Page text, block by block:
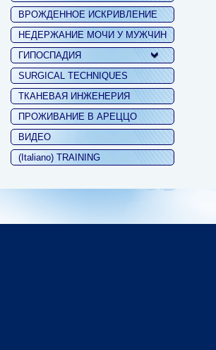
ВРОЖДЕННОЕ ИСКРИВЛЕНИЕ
НЕДЕРЖАНИЕ МОЧИ У МУЖЧИН
ГИПОСПАДИЯ
SURGICAL TECHNIQUES
ТКАНЕВАЯ ИНЖЕНЕРИЯ
ПРОЖИВАНИЕ В АРЕЦЦО
ВИДЕО
(Italiano) TRAINING